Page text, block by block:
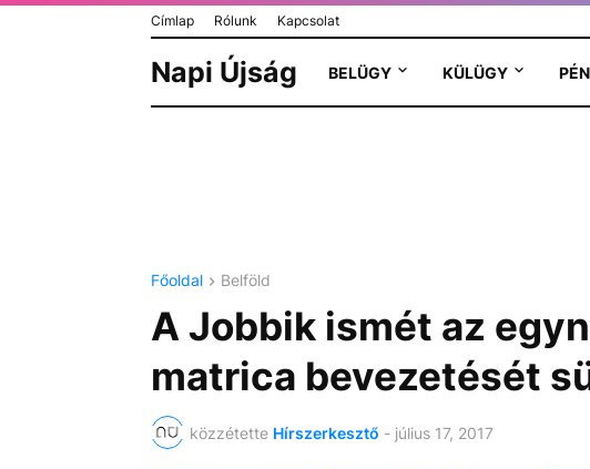
Címlap Rólunk Kapcsolat
Napi Újság BELÜGY KÜLÜGY
Főoldal Belföld
A Jobbik ismét az
matrica bevezetését
közzétette Hírszerkesztő - július 17, 2017